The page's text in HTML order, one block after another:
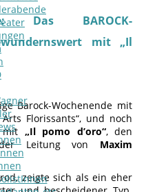
Das BAROCK-
mit „Il
Barock-Wochenende mit
Florissants“, und noch
mit „Il pomo d’oro“, den
Leitung von Maxim
zeigte sich als ein eher